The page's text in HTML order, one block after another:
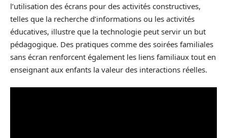
l’utilisation des écrans pour des activités constructives,
telles que la recherche d’informations ou les activités
éducatives, illustre que la technologie peut servir un but
pédagogique. Des pratiques comme des soirées familiales
sans écran renforcent également les liens familiaux tout en
enseignant aux enfants la valeur des interactions réelles.